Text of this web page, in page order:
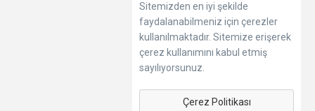
Sitemizden en iyi şekilde
faydalanabilmeniz için çerezler
kullanılmaktadır. Sitemize erişerek
çerez kullanımını kabul etmiş
sayılıyorsunuz.
Çerez Politikası